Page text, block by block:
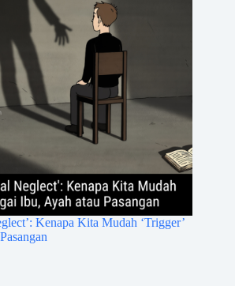
Kenapa Kita Mudah ‘Trigger’